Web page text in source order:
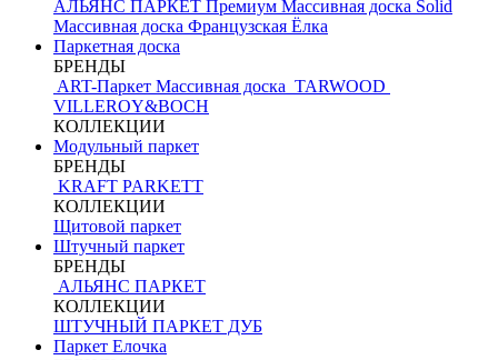
АЛЬЯНС ПАРКЕТ Премиум Массивная доска Solid
Массивная доска Французская Ёлка
Паркетная доска
БРЕНДЫ
ART-Паркет Массивная доска TARWOOD
VILLEROY&BOCH
КОЛЛЕКЦИИ
Модульный паркет
БРЕНДЫ
KRAFT PARKETT
КОЛЛЕКЦИИ
Щитовой паркет
Штучный паркет
БРЕНДЫ
АЛЬЯНС ПАРКЕТ
КОЛЛЕКЦИИ
ШТУЧНЫЙ ПАРКЕТ ДУБ
Паркет Елочка